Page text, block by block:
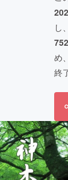
し、
め、
終